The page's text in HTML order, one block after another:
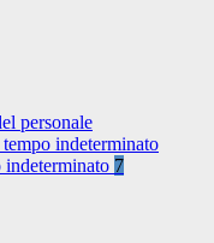
personale
indeterminato
indeterminato 7